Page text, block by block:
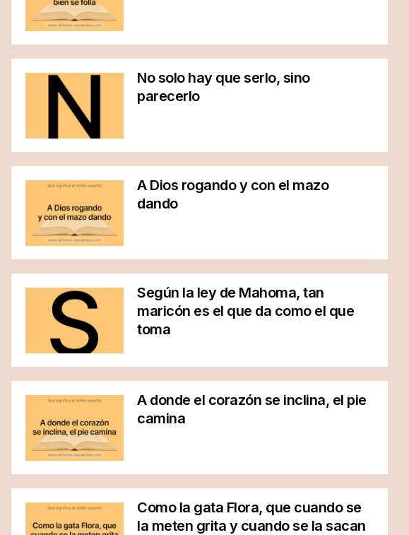
No solo hay que serlo, sino
parecerlo
A Dios rogando y con el mazo
dando
Según la ley de Mahoma, tan
maricón es el que da como el que
toma
A donde el corazón se inclina, el pie
camina
Como la gata Flora, que cuando se
la meten grita y cuando se la sacan